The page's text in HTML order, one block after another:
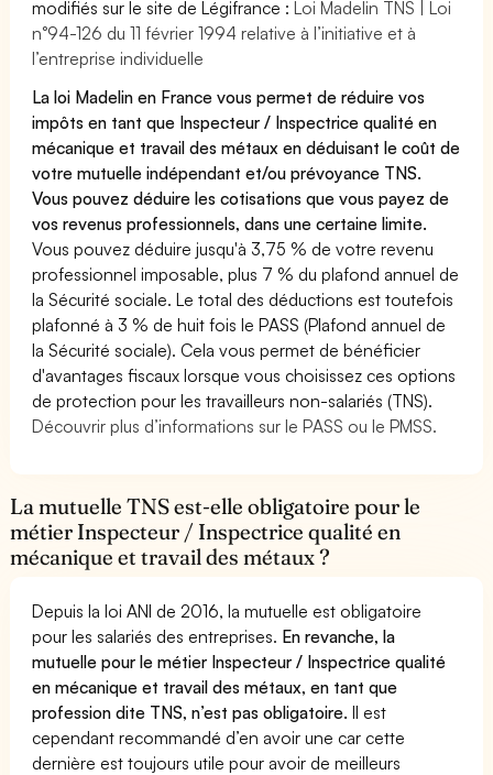
modifiés sur le site de Légifrance :Loi Madelin TNS | Loi
n°94-126 du 11 février 1994 relative à l’initiative et à
l’entreprise individuelle
La loi Madelin en France vous permet de réduire vos
impôts en tant que Inspecteur / Inspectrice qualité en
mécanique et travail des métaux en déduisant le coût de
votre mutuelle indépendant et/ou prévoyance TNS.
Vous pouvez déduire les cotisations que vous payez de
vos revenus professionnels, dans une certaine limite.
Vous pouvez déduire jusqu'à 3,75 % de votre revenu
professionnel imposable, plus 7 % du plafond annuel de
la Sécurité sociale. Le total des déductions est toutefois
plafonné à 3 % de huit fois le PASS (Plafond annuel de
la Sécurité sociale). Cela vous permet de bénéficier
d'avantages fiscaux lorsque vous choisissez ces options
de protection pour les travailleurs non-salariés (TNS).
Découvrir plus d’informations sur le PASS ou le PMSS.
La mutuelle TNS est-elle obligatoire pour le
métier Inspecteur / Inspectrice qualité en
mécanique et travail des métaux ?
Depuis la loi ANI de 2016, la mutuelle est obligatoire
pour les salariés des entreprises. En revanche, la
mutuelle pour le métier Inspecteur / Inspectrice qualité
en mécanique et travail des métaux, en tant que
profession dite TNS, n’est pas obligatoire.Il est
cependant recommandé d’en avoir une car cette
dernière est toujours utile pour avoir de meilleurs